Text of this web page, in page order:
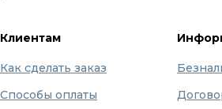
Клиентам
Как сделать заказ
Способы оплаты